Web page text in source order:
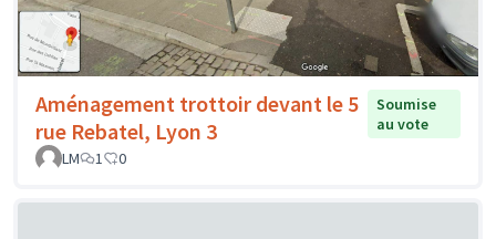
Aménagement trottoir devant le 5
rue Rebatel, Lyon 3
Soumise
au vote
LM
1 0